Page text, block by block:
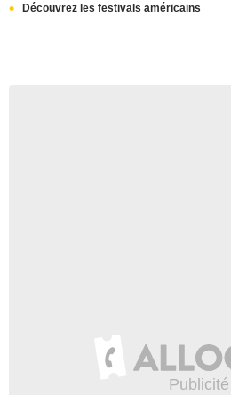
Découvrez les festivals américains